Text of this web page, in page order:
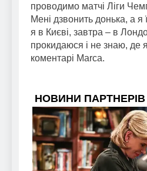
проводимо матчі Ліги
Мені дзвонить донька, а я
я в Києві, завтра – в
прокидаюся і не знаю, де
коментарі Marca.